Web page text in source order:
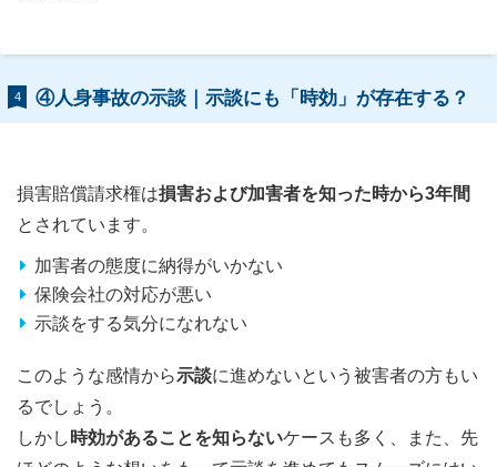
4 ④人身事故の示談｜示談にも「時効」が存在する？
損害賠償請求権は損害および加害者を知った時から3年間
とされています。
加害者の態度に納得がいかない
保険会社の対応が悪い
示談をする気分になれない
このような感情から示談に進めないという被害者の方もい
るでしょう。
しかし時効があることを知らないケースも多く、また、先